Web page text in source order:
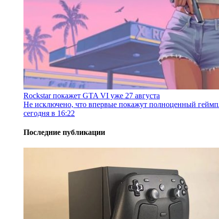
Rockstar покажет GTA VI уже 27 августа
Не исключено, что впервые покажут полноценный
сегодня в 16:22
Последние публикации